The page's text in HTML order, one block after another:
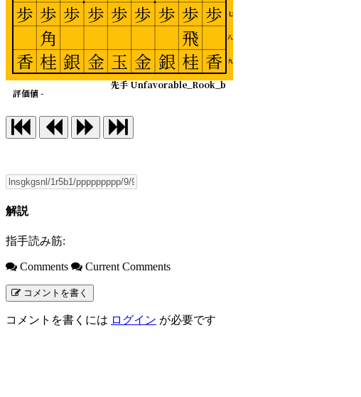
七
八
九
先手 Unfavorable_Rook_b
評価値 -
歩
香
歩
飛
桂
歩
銀
歩
金
歩
玉
歩
金
歩
銀
歩
角
桂
歩
香
解説
指手読み筋:
Comments Current Comments
コメントを書く
コメントを書くには ログイン が必要です